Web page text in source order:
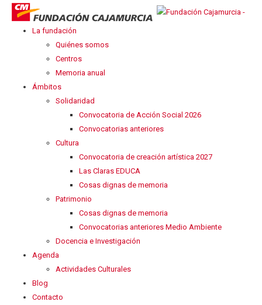
La fundación
Quiénes somos
Centros
Memoria anual
Ámbitos
Solidaridad
Convocatoria de Acción Social 2026
Convocatorias anteriores
Cultura
Convocatoria de creación artística 2027
Las Claras EDUCA
Cosas dignas de memoria
Patrimonio
Cosas dignas de memoria
Convocatorias anteriores Medio Ambiente
Docencia e Investigación
Agenda
Actividades Culturales
Blog
Contacto